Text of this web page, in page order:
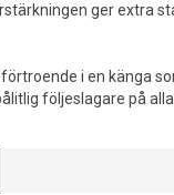
ger extra
i en känga
följeslagare på alla